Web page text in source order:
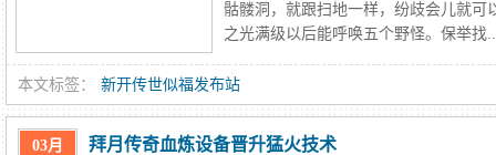
骷髅洞，就跟扫地一样，纷歧会儿就可
之光满级以后能呼唤五个野怪。保举找
本文标签： 新开传世似福发布站
03月 拜月传奇血炼设备晋升猛火技术